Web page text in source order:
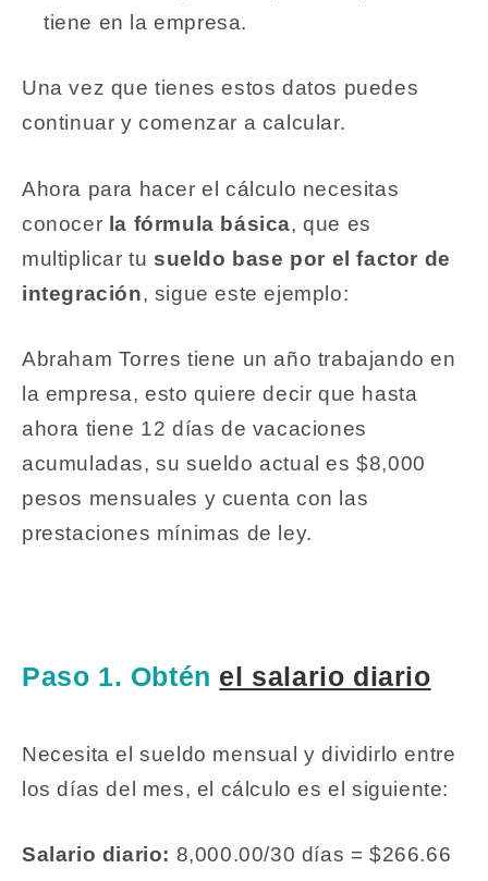
tiene en la empresa.
Una vez que tienes estos datos puedes
continuar y comenzar a calcular.
Ahora para hacer el cálculo necesitas
conocer la fórmula básica, que es
multiplicar tu sueldo base por el factor de
integración, sigue este ejemplo:
Abraham Torres tiene un año trabajando en
la empresa, esto quiere decir que hasta
ahora tiene 12 días de vacaciones
acumuladas, su sueldo actual es $8,000
pesos mensuales y cuenta con las
prestaciones mínimas de ley.
Paso 1. Obtén el salario diario
Necesita el sueldo mensual y dividirlo entre
los días del mes, el cálculo es el siguiente:
Salario diario: 8,000.00/30 días = $266.66